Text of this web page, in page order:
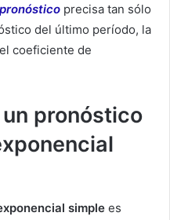
pronóstico precisa tan sólo
del último período, la
coeficiente de
pronóstico
simple es